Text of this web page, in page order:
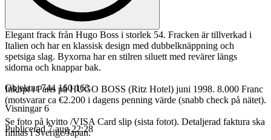
Elegant frack från Hugo Boss i storlek 54. Fracken är tillverkad i
Italien och har en klassisk design med dubbelknäppning och
spetsiga slag. Byxorna har en stilren siluett med revärer längs
sidorna och knappar bak.
Inköpt i Paris på HUGO BOSS (Ritz Hotel) juni 1998. 8.000 Franc
(motsvarar ca €2.200 i dagens penning värde (snabb check på nätet).
Se foto på kvitto /VISA Card slip (sista fotot). Detaljerad faktura ska
finnas i Sverige/Japan.
Objektnr 744 160 163
Visningar 6
Publicerad 7 aug 22:28